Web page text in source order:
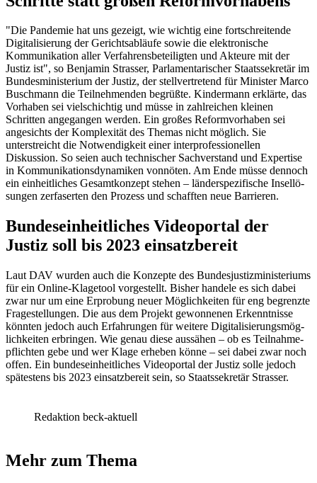
"Die Pandemie hat uns gezeigt, wie wichtig eine fortschreitende
Digita­li­sierung der Gerichtsabläufe sowie die elektro­nische
Kommuni­kation aller Verfah­rens­be­tei­ligten und Akteure mit der
Justiz ist", so Benjamin Strasser, Parlamen­ta­rischer Staats­se­kretär im
Bundes­mi­nis­terium der Justiz, der stellver­tretend für Minister Marco
Buschmann die Teilneh­menden begrüßte. Kindermann erklärte, das
Vorhaben sei vielschichtig und müsse in zahlreichen kleinen
Schritten angegangen werden. Ein großes Reformvorhaben sei
angesichts der Komplexität des Themas nicht möglich. Sie
unterstreicht die Notwendigkeit einer interprofessionellen
Diskussion. So seien auch technischer Sachverstand und Expertise
in Kommuni­ka­ti­ons­dynamiken vonnöten. Am Ende müsse dennoch
ein einheit­liches Gesamt­konzept stehen – länder­spe­zi­fische Insellö­
sungen zerfaserten den Prozess und schafften neue Barrieren.
Bundeseinheitliches Videoportal der
Justiz soll bis 2023 einsatzbereit
Laut DAV wurden auch die Konzepte des Bundes­jus­tiz­mi­nis­teriums
für ein Online-Klagetool vorgestellt. Bisher handele es sich dabei
zwar nur um eine Erprobung neuer Möglich­keiten für eng begrenzte
Fragestellungen. Die aus dem Projekt gewonnenen Erkenntnisse
könnten jedoch auch Erfahrungen für weitere Digita­li­sie­rungs­mög­
lich­keiten erbringen. Wie genau diese aussähen – ob es Teilnah­me­
pflichten gebe und wer Klage erheben könne – sei dabei zwar noch
offen. Ein bundes­ein­heit­liches Videoportal der Justiz solle jedoch
spätestens bis 2023 einsatz­bereit sein, so Staats­se­kretär Strasser.
Redaktion beck-aktuell
Mehr zum Thema